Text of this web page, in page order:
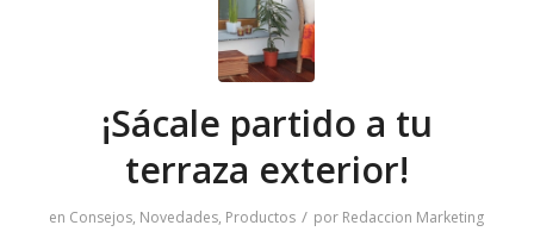
¡Sácale partido a tu
terraza exterior!
en Consejos, Novedades, Productos / por Redaccion Marketing